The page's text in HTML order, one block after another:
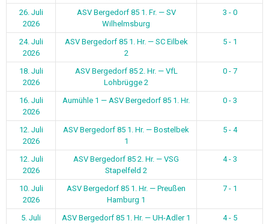
26. Juli
2026
ASV Bergedorf 85 1. Fr. — SV
Wilhelmsburg
3 - 0
24. Juli
2026
ASV Bergedorf 85 1. Hr. — SC Eilbek
2
5 - 1
18. Juli
2026
ASV Bergedorf 85 2. Hr. — VfL
Lohbrügge 2
0 - 7
16. Juli
2026
Aumühle 1 — ASV Bergedorf 85 1. Hr. 0 - 3
12. Juli
2026
ASV Bergedorf 85 1. Hr. — Bostelbek
1
5 - 4
12. Juli
2026
ASV Bergedorf 85 2. Hr. — VSG
Stapelfeld 2
4 - 3
10. Juli
2026
ASV Bergedorf 85 1. Hr. — Preußen
Hamburg 1
7 - 1
5. Juli
ASV Bergedorf 85 1. Hr. — UH-Adler 1 4 - 5